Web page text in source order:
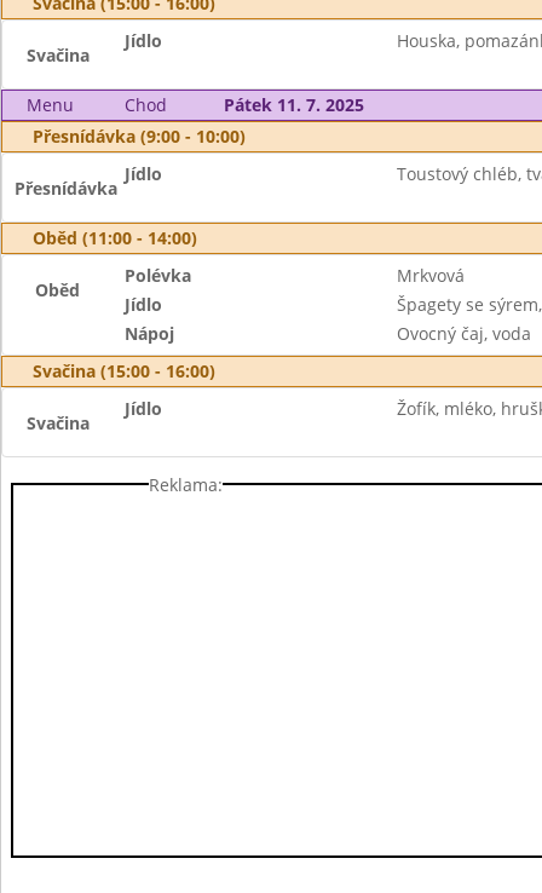
Svačina
Jídlo Houska,
Menu Chod
Pátek 11. 7. 2025
Přesnídávka (9:00 - 10:00)
Přesnídávka
Jídlo Toustový chléb,
Oběd (11:00 - 14:00)
Oběd
Polévka
Mrkvová
Jídlo
Špagety se
Nápoj
Ovocný čaj, voda
Svačina (15:00 - 16:00)
Svačina
Jídlo Žofík, mléko,
Reklama: